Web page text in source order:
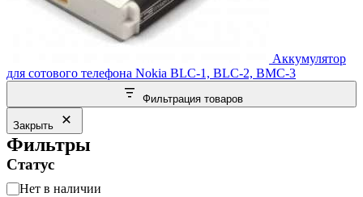
Аккумулятор
для сотового телефона Nokia BLC-1, BLC-2, BMC-3
Фильтрация товаров
Закрыть
Фильтры
Статус
Статус
Нет в наличии